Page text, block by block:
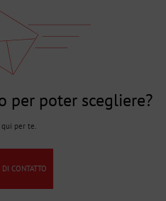
per poter scegliere?
qui per te.
CONTATTO